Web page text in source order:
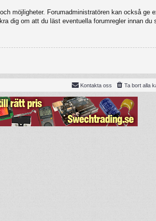
möjligheter. Forumadministratören kan också ge
dig om att du läst eventuella forumregler innan du
Ta bort alla
Kontakta oss